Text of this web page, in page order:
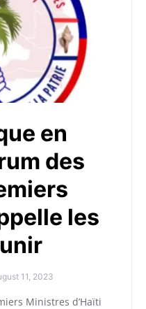
en
des
les
11, 2023
Ministres d’Haïti